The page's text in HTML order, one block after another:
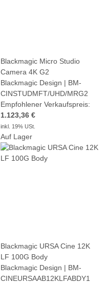
Blackmagic Micro Studio
Camera 4K G2
Blackmagic Design | BM-
CINSTUDMFT/UHD/MRG2
Empfohlener Verkaufspreis:
1.123,36 €
inkl. 19% USt.
Auf Lager
Blackmagic URSA Cine 12K
LF 100G Body
Blackmagic Design | BM-
CINEURSAAB12KLFABDY1